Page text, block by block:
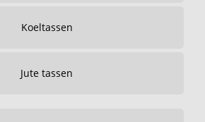
Koeltassen
Jute tassen